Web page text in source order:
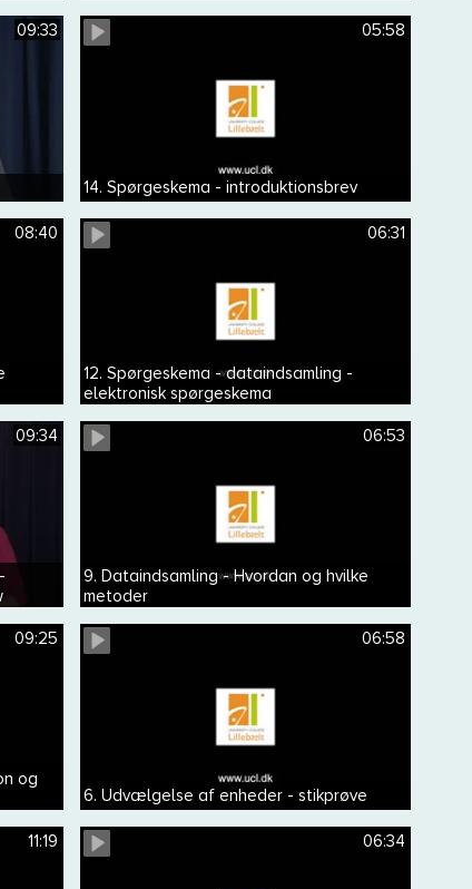
09:33 05:58
14. Spørgeskema - introduktionsbrev
08:40 06:31
12. Spørgeskema - dataindsamling -
elektronisk spørgeskema
09:34 06:53
9. Dataindsamling - Hvordan og hvilke
metoder
09:25
og
06:58
6. Udvælgelse af enheder - stikprøve
11:19 06:34